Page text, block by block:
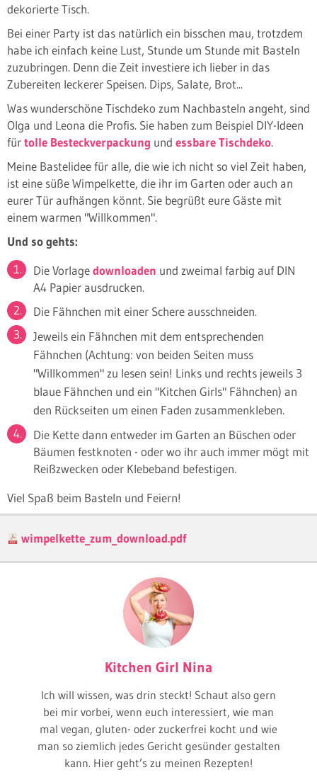
dekorierte Tisch.
Bei einer Party ist das natürlich ein bisschen mau, trotzdem
habe ich einfach keine Lust, Stunde um Stunde mit Basteln
zuzubringen. Denn die Zeit investiere ich lieber in das
Zubereiten leckerer Speisen. Dips, Salate, Brot...
Was wunderschöne Tischdeko zum Nachbasteln angeht, sind
Olga und Leona die Profis. Sie haben zum Beispiel DIY-Ideen
fürtolle Besteckverpackung und essbare Tischdeko.
Meine Bastelidee für alle, die wie ich nicht so viel Zeit haben,
ist eine süße Wimpelkette, die ihr im Garten oder auch an
eurer Tür aufhängen könnt. Sie begrüßt eure Gäste mit
einem warmen "Willkommen".
Und so gehts:
Die Vorlagedownloaden und zweimal farbig auf DIN
A4 Papier ausdrucken.
Die Fähnchen mit einer Schere ausschneiden.
Jeweils ein Fähnchen mit dem entsprechenden
Fähnchen (Achtung: von beiden Seiten muss
"Willkommen" zu lesen sein! Links und rechts jeweils 3
blaue Fähnchen und ein "Kitchen Girls" Fähnchen) an
den Rückseiten um einen Faden zusammenkleben.
Die Kette dann entweder im Garten an Büschen oder
Bäumen festknoten - oder wo ihr auch immer mögt mit
Reißzwecken oder Klebeband befestigen.
Viel Spaß beim Basteln und Feiern!
wimpelkette_zum_download.pdf
Kitchen Girl Nina
Ich will wissen, was drin steckt! Schaut also gern
bei mir vorbei, wenn euch interessiert, wie man
mal vegan, gluten- oder zuckerfrei kocht und wie
man so ziemlich jedes Gericht gesünder gestalten
kann. Hier geht’s zu meinen Rezepten!